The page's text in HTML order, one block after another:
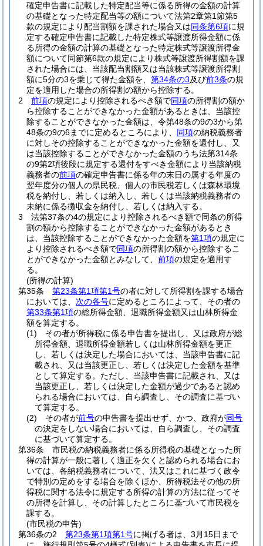
確定申告書に記載した特定配当等に係る所得の金額の計算
の基礎となった特定配当等の額について法第2章第1節第5
款の規定により配当割額を課された場合又は同条第6項に規
定する確定申告書に記載した特定株式等譲渡所得金額に係
る所得の金額の計算の基礎となった特定株式等譲渡所得金
額について同節第6款の規定により株式等譲渡所得割額を課
された場合には、当該配当割額又は当該株式等譲渡所得割
額に5分の3を乗じて得た金額を、 第34条の3及び前3条の規
定を適用した場合の所得割の額から控除する。
2
前項の規定により控除されるべき額で同項の所得割の額か
ら控除することができなかった金額があるときは、当該控
除することができなかった金額は、令第48条の9の3から第
48条の9の6までに定めるところにより、 同項の納税義務者
に対しその控除することができなかった金額を還付し、又
は当該控除することができなかった金額のうち法第314条
の9第2項後段に規定する還付をすべき金額により当該納税
義務者の前項の確定申告書に係る年の末日の属する年度の
翌年度分の個人の県民税、個人の市民税若しくは森林環境
税を納付し、若しくは納入し、若しくは当該納税義務者の
未納に係る徴収金を納付し、若しくは納入する。
3
法第37条の4の規定により控除されるべき額で同条の所得
割の額から控除することができなかった金額があるとき
は、当該控除することができなかった金額を第1項の規定に
より控除されるべき額で同項の所得割の額から控除するこ
とができなかった金額とみなして、 前項の規定を適用す
る。
(所得の計算)
第35条
第23条第1項第1号の者に対して所得割を課する場合
においては、 次の各号に定めるところによって、その者の
第33条第1項の総所得金額、退職所得金額又は山林所得金
額を算定する。
(1)
その者が所得税に係る申告書を提出し、又は政府が総
所得金額、退職所得金額若しくは山林所得金額を更正
し、若しくは決定した場合においては、当該申告書に記
載され、又は当該更正し、若しくは決定した金額を基準
として算定する。 ただし、当該申告書に記載され、又は
当該更正し、若しくは決定した金額が過少であると認め
られる場合においては、自ら調査し、その調査に基づい
て算定する。
(2)
その者が前号の申告書を提出せず、かつ、政府が同号
の決定をしない場合においては、自ら調査し、その調査
に基づいて算定する。
第36条
市民税の納税義務者に係る所得税の基礎となった所
得の計算が一般に著しく適正を欠くと認められる場合にお
いては、各納税義務者について、法又はこれに基づく政令
で特別の定めをする場合を除くほか、所得税法その他の所
得税に関する法令に規定する所得の計算の方法に従ってそ
の所得を計算し、その計算したところに基づいて市民税を
課する。
(市民税の申告)
第36条の2
第23条第1項第1号に掲げる者は、3月15日まで